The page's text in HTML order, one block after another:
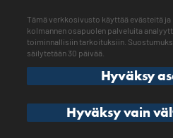
Tämä verkkosivusto käyttää evästeitä ja
kolmannen osapuolen palveluita
toiminnallisiin tarkoituksiin.
säilytetään 30 päivää.
Hyväksy
Hyväksy vain